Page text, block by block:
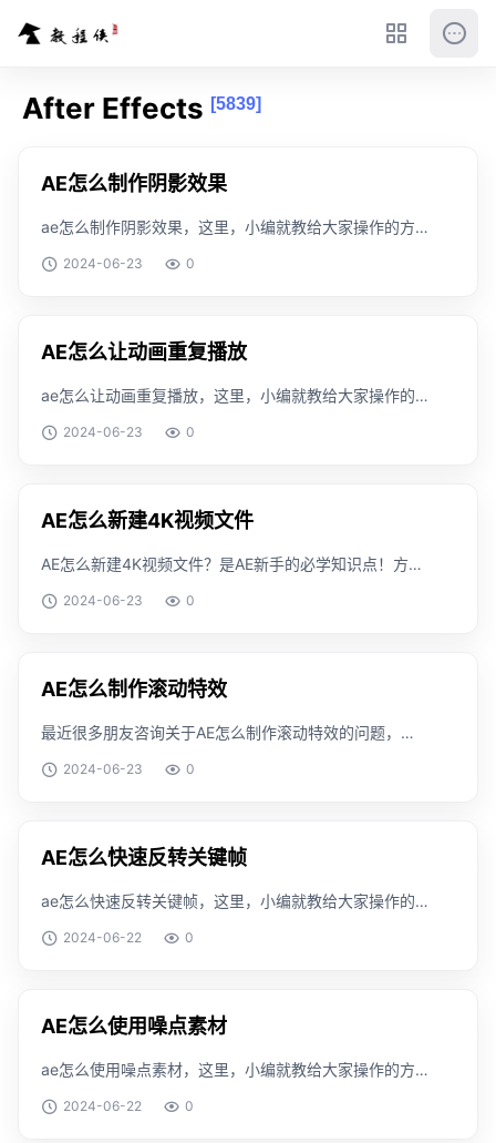
After Effects [5839]
AE怎么制作阴影效果
ae怎么制作阴影效果，这里，小编就教给大家操作的方
版本：v1909方法/步骤我们首先打开ae创建一个形状。
2024-06-23 0
AE怎么让动画重复播放
ae怎么让动画重复播放，这里，小编就教给大家操作的
windows 版本：v1909方法/步骤我们先用ae打开一个例
2024-06-23 0
AE怎么新建4K视频文件
AE怎么新建4K视频文件？是AE新手的必学知识点！方
我们先输入一个名字名字部分数字和中英文，都可以在下
2024-06-23 0
AE怎么制作滚动特效
最近很多朋友咨询关于AE怎么制作滚动特效的问题，今
要的朋友。方法/步骤打开ae，“ctrl+n”新建合成。导入图
2024-06-23 0
AE怎么快速反转关键帧
ae怎么快速反转关键帧，这里，小编就教给大家操作的
windows 版本：v1909方法/步骤我们首先进入到ae当中
2024-06-22 0
AE怎么使用噪点素材
ae怎么使用噪点素材，这里，小编就教给大家操作的方
版本：v1909方法/步骤首先英侨我们打开ae软件新建合
2024-06-22 0